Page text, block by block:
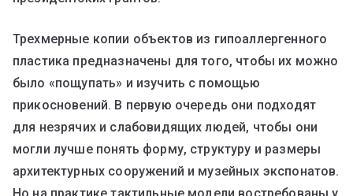
Трехмерные копии объектов из гипоаллергенного
пластика предназначены для того, чтобы их можно
было «пощупать» и изучить с помощью
прикосновений. В первую очередь они подходят
для незрячих и слабовидящих людей, чтобы они
могли лучше понять форму, структуру и размеры
архитектурных сооружений и музейных экспонатов.
Но на практике тактильные модели востребованы у